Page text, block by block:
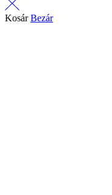
Kosár Bezár